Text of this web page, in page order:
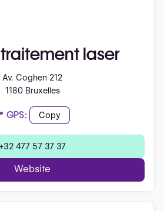
laser
Av. Coghen 212
1180 Bruxelles
GPS: Copy
+32 477 57 37 37
Website